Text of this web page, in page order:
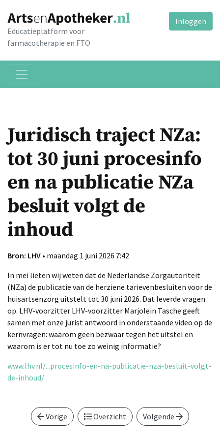
Educatieplatform voor
farmacotherapie en FTO
Inloggen
Juridisch traject NZa:
tot 30 juni procesinfo
en na publicatie NZa
besluit volgt de
inhoud
Bron: LHV • maandag 1 juni 2026 7:42
In mei lieten wij weten dat de Nederlandse Zorgautoriteit
(NZa) de publicatie van de herziene tarievenbesluiten voor de
huisartsenzorg uitstelt tot 30 juni 2026. Dat leverde vragen
op. LHV-voorzitter LHV-voorzitter Marjolein Tasche geeft
samen met onze jurist antwoord in onderstaande video op de
kernvragen: waarom geen bezwaar tegen het uitstel en
waarom is er tot nu toe zo weinig informatie?
www.lhv.nl/...procesinfo-en-na-publicatie-nza-besluit-volgt-
de-inhoud/
Vorige Overzicht Volgende